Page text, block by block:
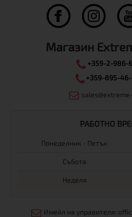
Магазин
+359-2-986-
+359-895-46-
РАБОТНО
Понеделник - Петък
Събота
Неделя
Имейл на управителя: